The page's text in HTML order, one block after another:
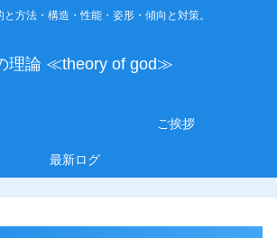
方法・構造・性能・姿形・傾向と対策。
理論 ≪theory of god≫
ご挨拶
最新ログ